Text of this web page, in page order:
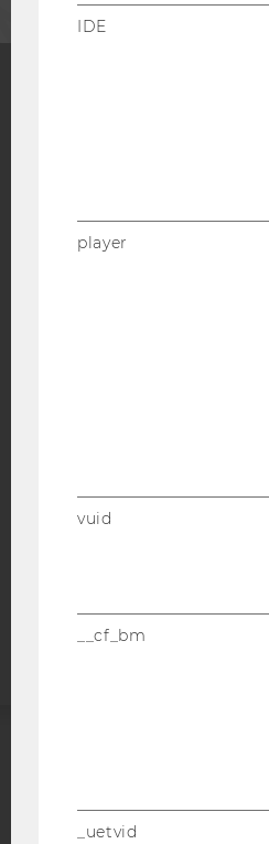
EQUIS AACSB
IDE
player
vuid
__cf_bm
_uetvid